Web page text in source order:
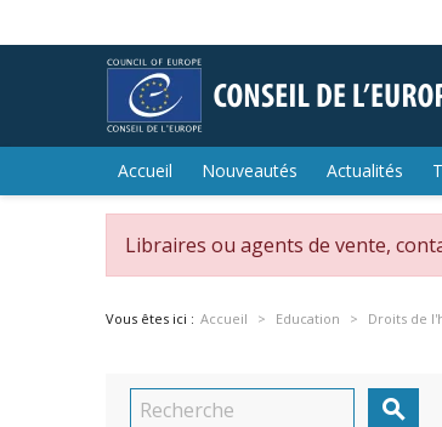
Accueil Nouveautés Actualités
Libraires ou agents de vente,
Vous êtes ici : Accueil Education Droits de
